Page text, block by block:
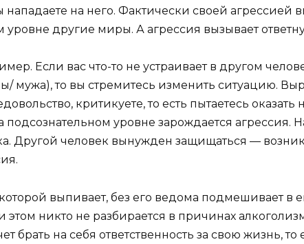
на него. Фактически своей агрессией
уровне другие миры. А агрессия вызывает
Если вас что-то не устраивает в другом
мужа), то вы стремитесь изменить ситуацию.
критикуете, то есть пытаетесь оказать
подсознательном уровне зарождается агрессия.
Другой человек вынужден защищаться —
выпивает, без его ведома подмешивает в
никто не разбирается в причинах
брать на себя ответственность за свою жизнь, то